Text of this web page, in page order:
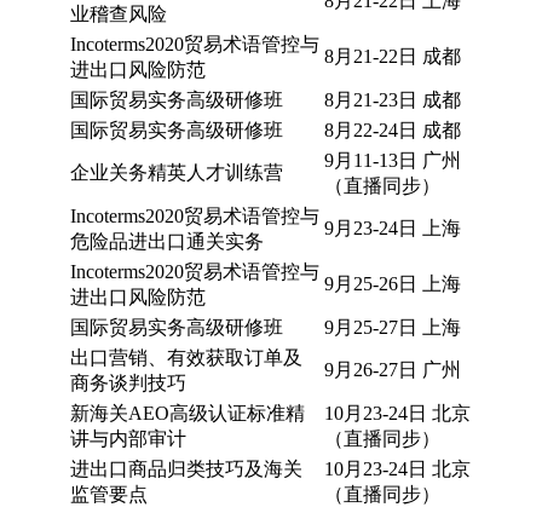
业稽查风险
Incoterms2020贸易术语管控与
进出口风险防范
8月21-22日 成都
国际贸易实务高级研修班
8月21-23日 成都
国际贸易实务高级研修班
8月22-24日 成都
企业关务精英人才训练营
9月11-13日 广州
（直播同步）
Incoterms2020贸易术语管控与
危险品进出口通关实务
9月23-24日 上海
Incoterms2020贸易术语管控与
进出口风险防范
9月25-26日 上海
国际贸易实务高级研修班
9月25-27日 上海
出口营销、有效获取订单及
商务谈判技巧
9月26-27日 广州
新海关AEO高级认证标准精
讲与内部审计
10月23-24日 北京
（直播同步）
进出口商品归类技巧及海关
监管要点
10月23-24日 北京
（直播同步）